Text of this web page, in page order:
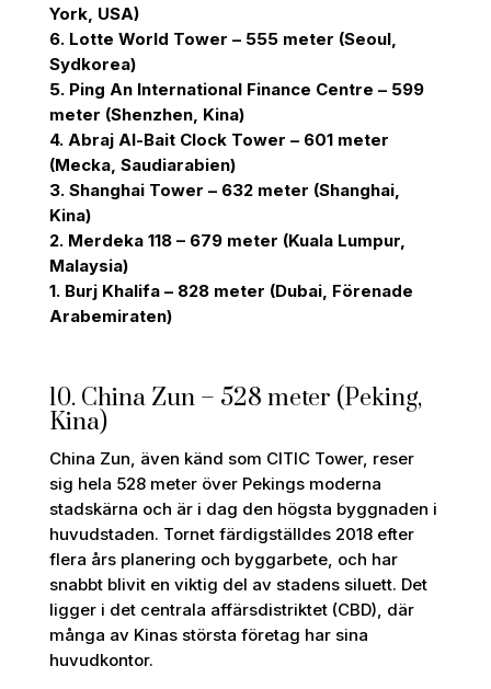
York, USA)
6. Lotte World Tower – 555 meter (Seoul,
Sydkorea)
5. Ping An International Finance Centre – 599
meter (Shenzhen, Kina)
4. Abraj Al-Bait Clock Tower – 601 meter
(Mecka, Saudiarabien)
3. Shanghai Tower – 632 meter (Shanghai,
Kina)
2. Merdeka 118 – 679 meter (Kuala Lumpur,
Malaysia)
1. Burj Khalifa – 828 meter (Dubai, Förenade
Arabemiraten)
10. China Zun – 528 meter (Peking,
Kina)
China Zun, även känd som CITIC Tower, reser
sig hela 528 meter över Pekings moderna
stadskärna och är i dag den högsta byggnaden i
huvudstaden. Tornet färdigställdes 2018 efter
flera års planering och byggarbete, och har
snabbt blivit en viktig del av stadens siluett. Det
ligger i det centrala affärsdistriktet (CBD), där
många av Kinas största företag har sina
huvudkontor.